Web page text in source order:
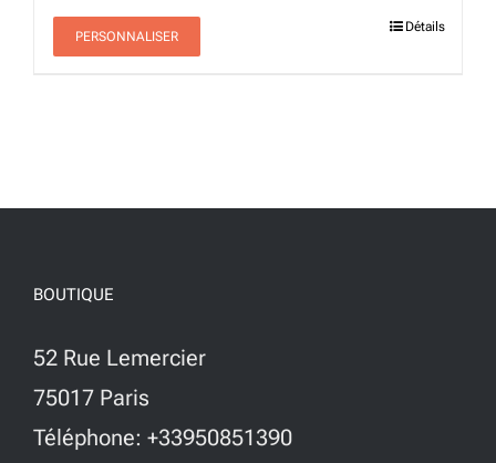
PERSONNALISER
Détails
BOUTIQUE
52 Rue Lemercier
75017 Paris
Téléphone: +33950851390